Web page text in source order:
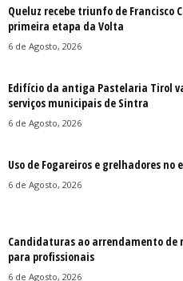
Queluz recebe triunfo de Francisco
primeira etapa da Volta
6 de Agosto, 2026
Edifício da antiga Pastelaria Tirol
serviços municipais de Sintra
6 de Agosto, 2026
Uso de Fogareiros e grelhadores no
6 de Agosto, 2026
Candidaturas ao arrendamento de
para profissionais
6 de Agosto, 2026